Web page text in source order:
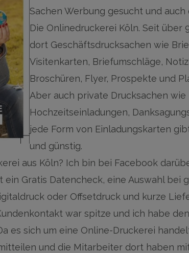
Sachen Werbung gesucht und auch
Die Onlinedruckerei Köln. Seit über
dort Geschäftsdrucksachen wie
Visitenkarten, Briefumschläge,
Broschüren, Flyer, Prospekte und
Aber auch private Drucksachen wie
Hochzeitseinladungen,
jede Form von Einladungskarten
und günstig.
aus Köln? Ich bin bei Facebook
ein Gratis Datencheck, eine Auswahl bei
oder Offsetdruck und kurze
war spitze und ich habe
es sich um eine Online-Druckerei
und die Mitarbeiter dort haben